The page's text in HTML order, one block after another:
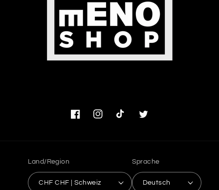
FacebookInstagramTikTok Twitter
Land/Region
CHF CHF | Schweiz
Sprache
Deutsch